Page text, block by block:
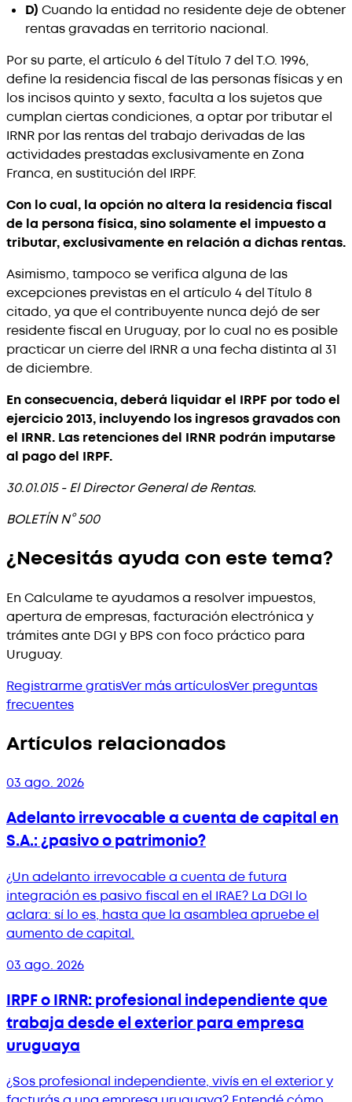
D) Cuando la entidad no residente deje de obtener
rentas gravadas en territorio nacional.
Por su parte, el artículo 6 del Título 7 del T.O. 1996,
define la residencia fiscal de las personas físicas y en
los incisos quinto y sexto, faculta a los sujetos que
cumplan ciertas condiciones, a optar por tributar el
IRNR por las rentas del trabajo derivadas de las
actividades prestadas exclusivamente en Zona
Franca, en sustitución del IRPF.
Con lo cual, la opción no altera la residencia fiscal
de la persona física, sino solamente el impuesto a
tributar, exclusivamente en relación a dichas rentas.
Asimismo, tampoco se verifica alguna de las
excepciones previstas en el artículo 4 del Título 8
citado, ya que el contribuyente nunca dejó de ser
residente fiscal en Uruguay, por lo cual no es posible
practicar un cierre del IRNR a una fecha distinta al 31
de diciembre.
En consecuencia, deberá liquidar el IRPF por todo el
ejercicio 2013, incluyendo los ingresos gravados con
el IRNR. Las retenciones del IRNR podrán imputarse
al pago del IRPF.
30.01.015 - El Director General de Rentas.
BOLETÍN N° 500
¿Necesitás ayuda con este tema?
En Calculame te ayudamos a resolver impuestos,
apertura de empresas, facturación electrónica y
trámites ante DGI y BPS con foco práctico para
Uruguay.
Registrarme gratisVer más artículosVer preguntas
frecuentes
Artículos relacionados
03 ago. 2026
Adelanto irrevocable a cuenta de capital en
S.A.: ¿pasivo o patrimonio?
¿Un adelanto irrevocable a cuenta de futura
integración es pasivo fiscal en el IRAE? La DGI lo
aclara: sí lo es, hasta que la asamblea apruebe el
aumento de capital.
03 ago. 2026
IRPF o IRNR: profesional independiente que
trabaja desde el exterior para empresa
uruguaya
¿Sos profesional independiente, vivís en el exterior y